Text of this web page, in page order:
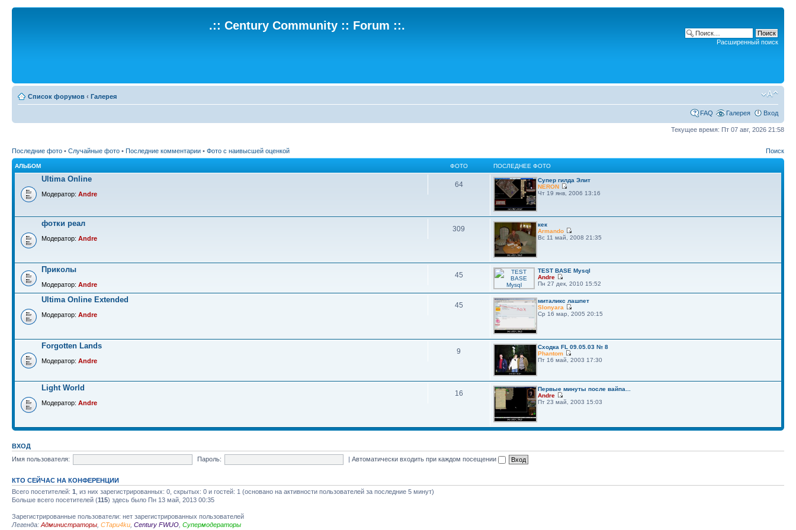
.:: Century Community :: Forum ::.
Расширенный поиск
Список форумов ‹ Галерея
FAQ Галерея Вход
Текущее время: Пт 07 авг, 2026 21:58
Последние фото • Случайные фото • Последние комментарии • Фото с наивысшей оценкой Поиск
АЛЬБОМ ФОТО ПОСЛЕДНЕЕ ФОТО
Ultima Online
Модератор: Andre
64
Супер гилда Элит
NERON
Чт 19 янв, 2006 13:16
фотки реал
Модератор: Andre
309
кек
Armando
Вс 11 май, 2008 21:35
Приколы
Модератор: Andre
45
TEST BASE Mysql
Andre
Пн 27 дек, 2010 15:52
Ultima Online Extended
Модератор: Andre
45
миталикс лашпет
Slonyara
Ср 16 мар, 2005 20:15
Forgotten Lands
Модератор: Andre
9
Сходка FL 09.05.03 № 8
Phantom
Пт 16 май, 2003 17:30
Light World
Модератор: Andre
16
Первые минуты после вайпа...
Andre
Пт 23 май, 2003 15:03
ВХОД
Имя пользователя:
Пароль: |Автоматически входить при каждом посещении
КТО СЕЙЧАС НА КОНФЕРЕНЦИИ
Всего посетителей: 1 , из них зарегистрированных: 0, скрытых: 0 и гостей: 1 (основано на активности пользователей за последние 5 минут)
Больше всего посетителей (115) здесь было Пн 13 май, 2013 00:35
Зарегистрированные пользователи: нет зарегистрированных пользователей
Легенда: Администраторы CTapu4ku Century FWUO Супермодераторы